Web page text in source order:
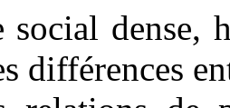
dense,
différences